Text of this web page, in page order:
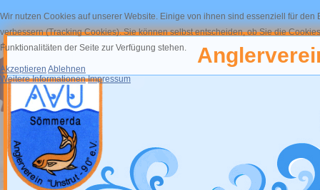
Wir nutzen Cookies auf unserer Website. Einige von ihnen sind essenziell für
verbessern (Tracking Cookies). Sie können selbst entscheiden, ob Sie die
Funktionalitäten der Seite zur Verfügung stehen.
Akzeptieren Ablehnen
Weitere Informationen Impressum